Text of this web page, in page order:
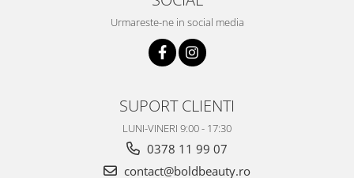
Urmareste-ne in social media
SUPORT CLIENTI
LUNI-VINERI 9:00 - 17:30
0378 11 99 07
contact@boldbeauty.ro